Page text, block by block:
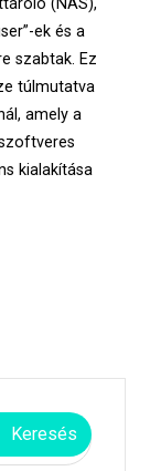
ek és a
szabtak. Ez
túlmutatva
amely a
kialakítása